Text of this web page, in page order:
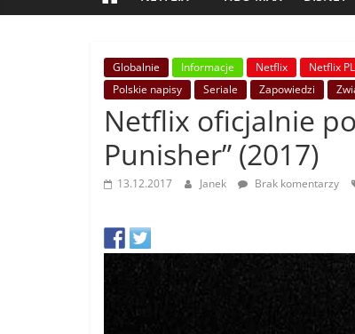
Globalnie Informacje Netflix Netflix PL
Polskie napisy
Seriale Zapowiedzi
Netflix oficjalnie
Punisher” (2017)
13.12.2017 Janek Brak komentarzy